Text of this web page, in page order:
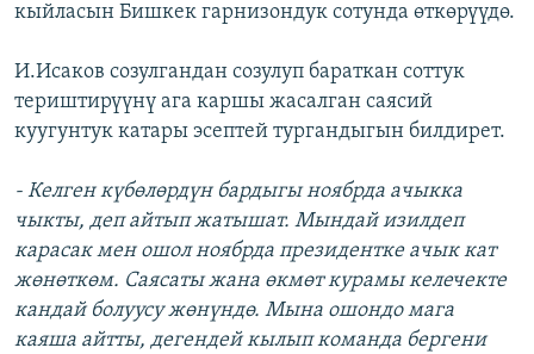
кыйласын Бишкек гарнизондук сотунда өткөрүүдө.
И.Исаков созулгандан созулуп бараткан соттук
териштирүүнү ага каршы жасалган саясий
куугунтук катары эсептей тургандыгын билдирет.
- Келген күбөлөрдүн бардыгы ноябрда ачыкка
чыкты, деп айтып жатышат. Мындай изилдеп
карасак мен ошол ноябрда президентке ачык кат
жөнөткөм. Саясаты жана өкмөт курамы келечекте
кандай болуусу жөнүндө. Мына ошондо мага
каяша айтты, дегендей кылып команда бергени